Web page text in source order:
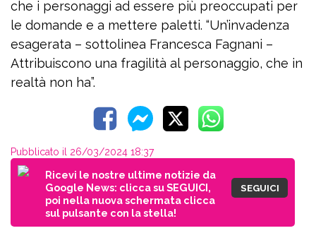
che i personaggi ad essere più preoccupati per
le domande e a mettere paletti. “Un’invadenza
esagerata – sottolinea Francesca Fagnani –
Attribuiscono una fragilità al personaggio, che in
realtà non ha”.
Pubblicato il 26/03/2024 18:37
Ricevi le nostre ultime notizie da
Google News: clicca su SEGUICI,
poi nella nuova schermata clicca
sul pulsante con la stella!
SEGUICI